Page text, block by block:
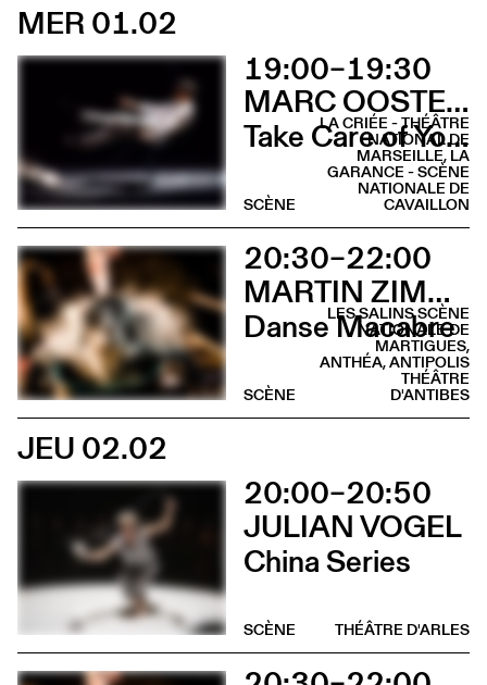
MER 01.02
19:00–19:30
MARC OOSTERHOFF
Take Care of Yourself
LA CRIÉE - THÉÂTRE
NATIONAL DE
MARSEILLE, LA
GARANCE - SCÈNE
NATIONALE DE
CAVAILLON
SCÈNE
20:30–22:00
MARTIN ZIMMERMANN
Danse Macabre
LES SALINS SCÈNE
NATIONALE DE
MARTIGUES,
ANTHÉA, ANTIPOLIS
THÉÂTRE
D'ANTIBES
SCÈNE
JEU 02.02
20:00–20:50
JULIAN VOGEL
China Series
THÉÂTRE D'ARLES
SCÈNE